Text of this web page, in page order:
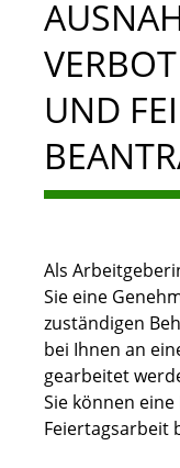
UND
Als
Sie eine
zuständigen
bei Ihnen an
gearbeitet
Sie können
Feiertagsarbeit